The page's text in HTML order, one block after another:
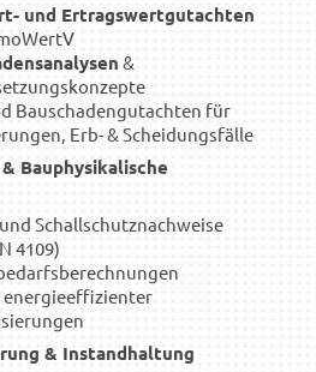
und Ertragswertgutachten
&
Bauschadengutachten für
Erb- & Scheidungsfälle
Bauphysikalische
Schallschutznachweise
4109)
energieeffizienter
& Instandhaltung